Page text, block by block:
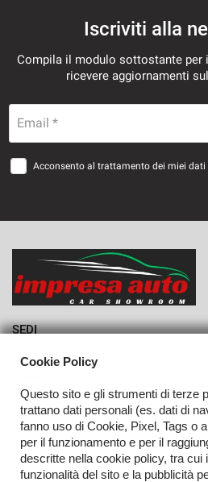
VEDI
661€/mese
36 Mesi
36 Mesi
VEDI
Iscriviti alla
Compila il modulo sottostante per
ricevere aggiornamenti
Email *
Acconsento al trattamento dei miei
SEDI
Azienda
Contatti
Cookie Policy
Questo sito e gli strumenti di terze
trattano dati personali (es. dati di
fanno uso di Cookie, Pixel, Tags o
per il funzionamento e per il
descritte nella cookie policy, tra cui
funzionalità del sito e la pubblicità